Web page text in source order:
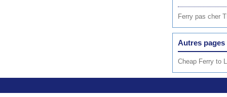
Ferry pas cher
Autres pages
Cheap Ferry to